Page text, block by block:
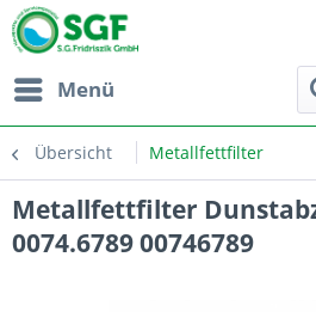
Menü
Übersicht Metallfettfilter
Metallfettfilter
0074.6789 00746789